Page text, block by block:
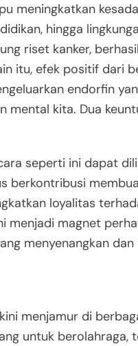
meningkatkan
hingga
riset kanker,
itu, efek positif dari
endorfin
mental kita. Dua
seperti ini dapat
berkontribusi
loyalitas
menjadi magnet
menyenangkan dan
menjamur di
untuk berolahraga,